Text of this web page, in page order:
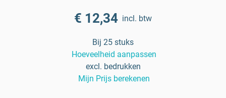
€ 12,34 incl. btw
Bij 25 stuks
Hoeveelheid aanpassen
excl. bedrukken
Mijn Prijs berekenen